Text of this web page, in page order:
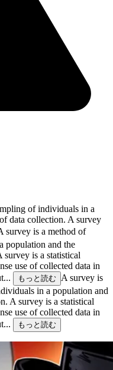
of individuals in a
data collection. A survey
survey is a method of
population and the
survey is a statistical
use of collected data in
もっと読む A survey is
in a population and
A survey is a statistical
use of collected data in
もっと読む